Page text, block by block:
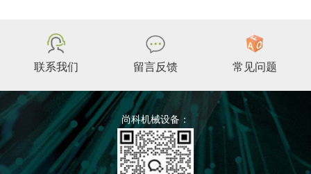
联系我们 留言反馈 常见问题
尚科机械设备：